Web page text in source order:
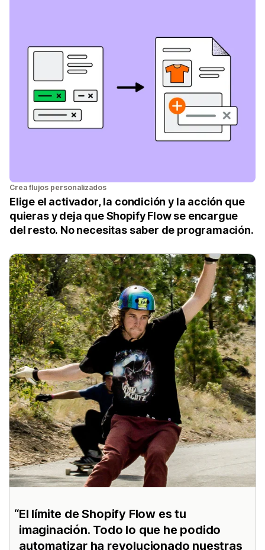
Crea flujos personalizados
Elige el activador, la condición y la acción que
quieras y deja que Shopify Flow se encargue
del resto. No necesitas saber de programación.
El límite de Shopify Flow es tu
imaginación. Todo lo que he podido
automatizar ha revolucionado nuestras